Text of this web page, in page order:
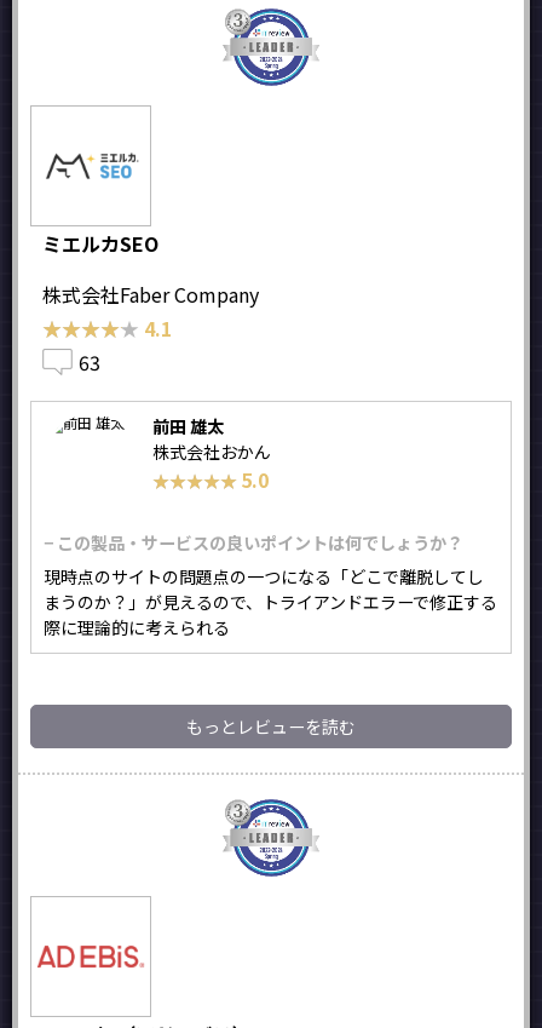
ミエルカSEO
株式会社Faber Company
★★★★★
★★★★★ 4.1
63
前田 雄太
株式会社おかん
★★★★★
★★★★★ 5.0
− この製品・サービスの良いポイントは何でしょうか？
現時点のサイトの問題点の一つになる「どこで離脱してし
まうのか？」が見えるので、トライアンドエラーで修正する
際に理論的に考えられる
もっとレビューを読む